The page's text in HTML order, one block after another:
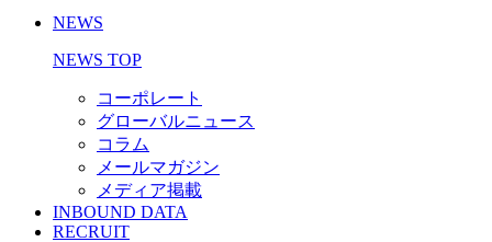
NEWS
NEWS TOP
コーポレート
グローバルニュース
コラム
メールマガジン
メディア掲載
INBOUND DATA
RECRUIT